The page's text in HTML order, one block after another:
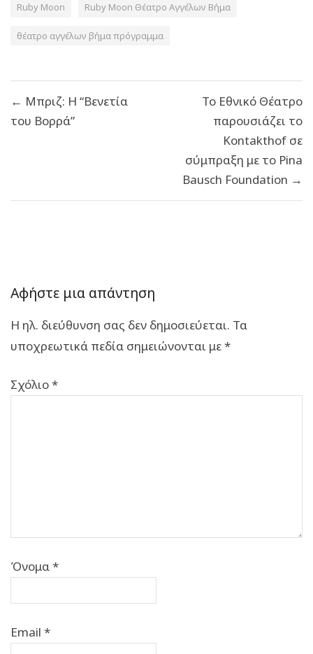
Ruby Moon Ruby Moon Θέατρο Αγγέλων Βήμα
θέατρο αγγέλων βήμα πρόγραμμα
άρθρων
← Μπριζ: Η “Βενετία
του Βορρά”
Το Εθνικό Θέατρο
παρουσιάζει το
Kontakthof σε
σύμπραξη με το Pina
Bausch Foundation →
Αφήστε μια απάντηση
Η ηλ. διεύθυνση σας δεν δημοσιεύεται. Τα
υποχρεωτικά πεδία σημειώνονται με*
Σχόλιο*
Όνομα*
Email *